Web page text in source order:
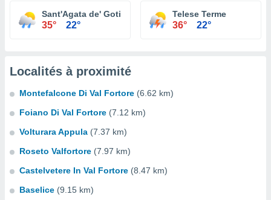
Sant'Agata de' Goti
35° 22°
Telese Terme
36° 22°
Localités à proximité
Montefalcone Di Val Fortore (6.62 km)
Foiano Di Val Fortore (7.12 km)
Volturara Appula (7.37 km)
Roseto Valfortore (7.97 km)
Castelvetere In Val Fortore (8.47 km)
Baselice (9.15 km)